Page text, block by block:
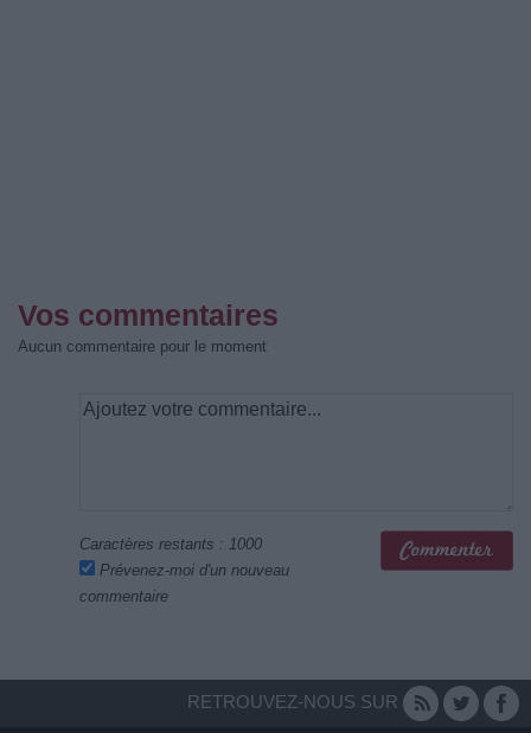
Vos commentaires
Aucun commentaire pour le moment
Caractères restants : 1000
Prévenez-moi d'un nouveau
commentaire
RETROUVEZ-NOUS SUR